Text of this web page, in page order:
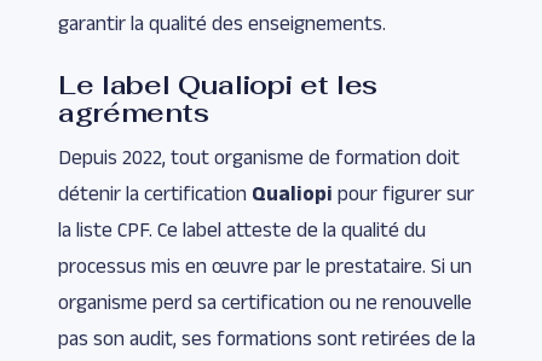
garantir la qualité des enseignements.
Le label Qualiopi et les
agréments
Depuis 2022, tout organisme de formation doit
détenir la certification Qualiopi pour figurer sur
la liste CPF. Ce label atteste de la qualité du
processus mis en œuvre par le prestataire. Si un
organisme perd sa certification ou ne renouvelle
pas son audit, ses formations sont retirées de la